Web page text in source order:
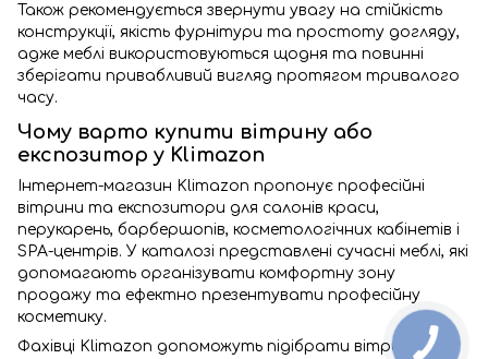
Також рекомендується звернути увагу на стійкість
конструкції, якість фурнітури та простоту догляду,
адже меблі використовуються щодня та повинні
зберігати привабливий вигляд протягом тривалого
часу.
Чому варто купити вітрину або
експозитор у Klimazon
Інтернет-магазин Klimazon пропонує професійні
вітрини та експозитори для салонів краси,
перукарень, барбершопів, косметологічних кабінетів і
SPA-центрів. У каталозі представлені сучасні меблі, які
допомагають організувати комфортну зону
продажу та ефектно презентувати професійну
косметику.
Фахівці Klimazon допоможуть підібрати вітрину або